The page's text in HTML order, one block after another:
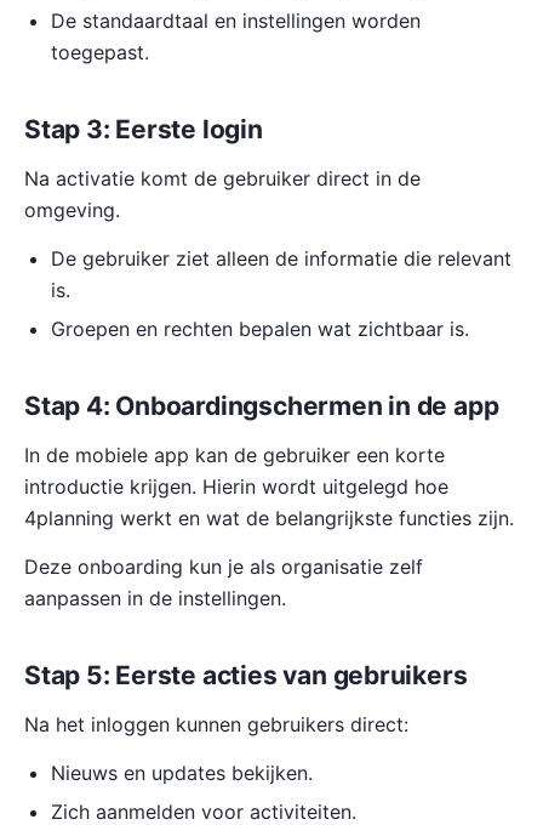
De standaardtaal en instellingen worden
toegepast.
Stap 3: Eerste login
Na activatie komt de gebruiker direct in de
omgeving.
De gebruiker ziet alleen de informatie die relevant
is.
Groepen en rechten bepalen wat zichtbaar is.
Stap 4: Onboardingschermen in de app
In de mobiele app kan de gebruiker een korte
introductie krijgen. Hierin wordt uitgelegd hoe
4planning werkt en wat de belangrijkste functies zijn.
Deze onboarding kun je als organisatie zelf
aanpassen in de instellingen.
Stap 5: Eerste acties van gebruikers
Na het inloggen kunnen gebruikers direct:
Nieuws en updates bekijken.
Zich aanmelden voor activiteiten.